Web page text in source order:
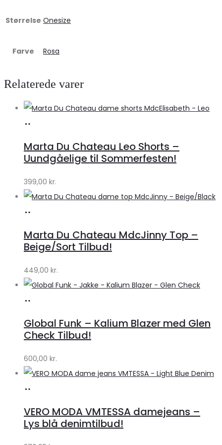
Størrelse Onesize
Farve Rosa
Relaterede varer
Klædeskabet.dk
Marta Du Chateau Leo Shorts –
Uundgåelige til Sommerfesten!
399,00 kr.
Klædeskabet.dk
Marta Du Chateau MdcJinny Top –
Beige/Sort Tilbud!
449,00 kr.
Lykke
Lykke
Global Funk – Kalium Blazer med Glen
Check Tilbud!
600,00 kr.
Klædeskabet.dk
VERO MODA VMTESSA damejeans –
Lys blå denimtilbud!